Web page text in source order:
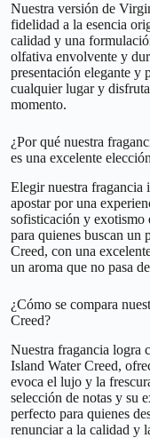
Nuestra versión de
fidelidad a la esencia
calidad y una
olfativa envolvente y
presentación elegante y
cualquier lugar y
momento.
¿Por qué nuestra
es una excelente
Elegir nuestra fragancia
apostar por una
sofisticación y exotismo
para quienes buscan un
Creed, con una
un aroma que no pasa
¿Cómo se compara
Creed?
Nuestra fragancia logra
Island Water Creed,
evoca el lujo y la
selección de notas y su
perfecto para quienes
renunciar a la calidad y